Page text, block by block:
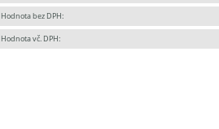
Hodnota bez DPH:
Hodnota vč. DPH: